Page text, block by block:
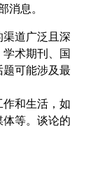
消息。
渠道广泛且深
术期刊、国
可能涉及最
作和生活，如
等。谈论的